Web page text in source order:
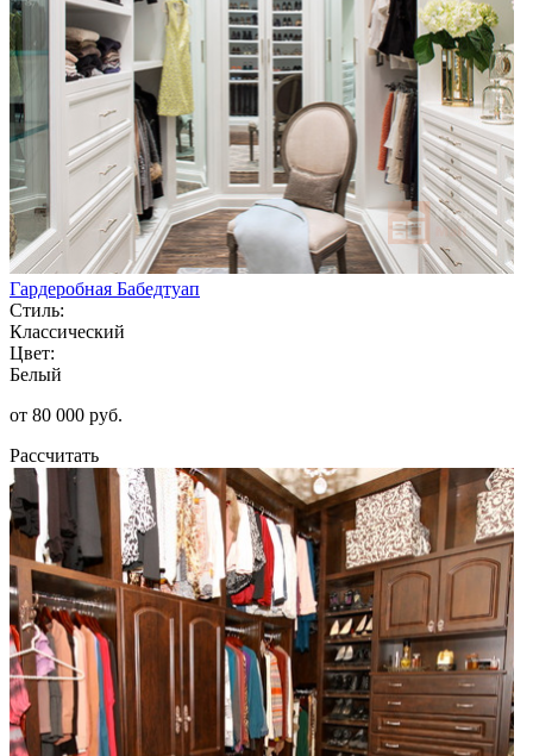
Гардеробная Бабедтуап
Стиль:
Классический
Цвет:
Белый
от 80 000 руб.
Рассчитать